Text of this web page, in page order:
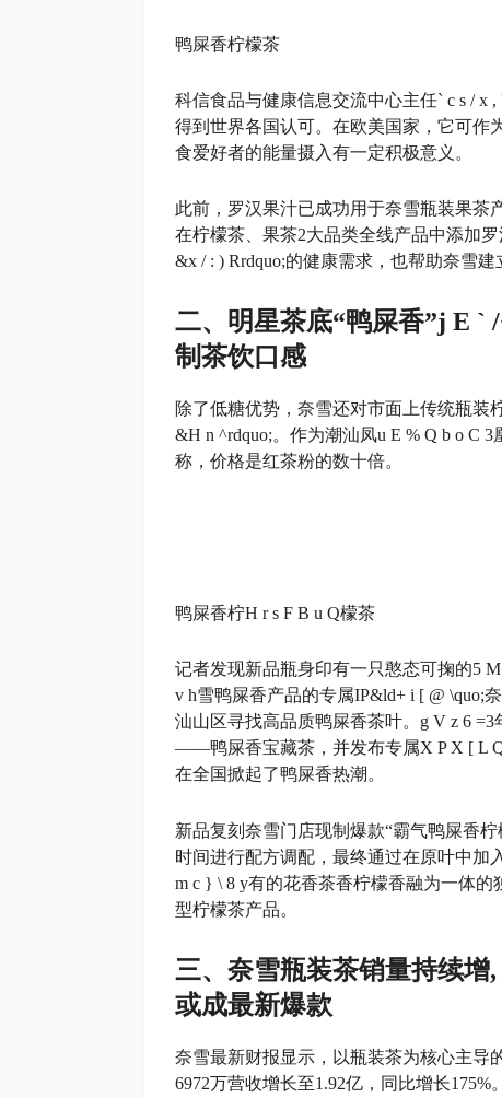
鸭屎香柠檬茶
科信食品与健康信息交流中心主任` c s / x ,
得到世界各国认可。在欧美国家，它可作
食爱好者的能量摄入有一定积极意义。
此前，罗汉果汁已成功用于奈雪瓶装果茶
在柠檬茶、果茶2大品类全线产品中添加
&x / : ) Rrdquo;的健康需求，也帮助奈雪
二、明星茶底“鸭屎香”j E ` /
制茶饮口感
除了低糖优势，奈雪还对市面上传统瓶装
&H n ^rdquo;。作为潮汕凤u E % Q b o C 3
称，价格是红茶粉的数十倍。
鸭屎香柠H r s F B u Q檬茶
记者发现新品瓶身印有一只憨态可掬的5
v h雪鸭屎香产品的专属IP&ld+ i [ @ \quo;
汕山区寻找高品质鸭屎香茶叶。 g V z 6 =3
——鸭屎香宝藏茶，并发布专属X P X [ L
在全国掀起了鸭屎香热潮。
新品复刻奈雪门店现制爆款“霸气鸭屎香
时间进行配方调配，最终通过在原叶中加
m c } \ 8 y有的花香茶香柠檬香融为一体的
型柠檬茶产品。
三、奈雪瓶装茶销量持续增,
或成最新爆款
奈雪最新财报显示，以瓶装茶为核心主导
6972万营收增长至1.92亿，同比增长